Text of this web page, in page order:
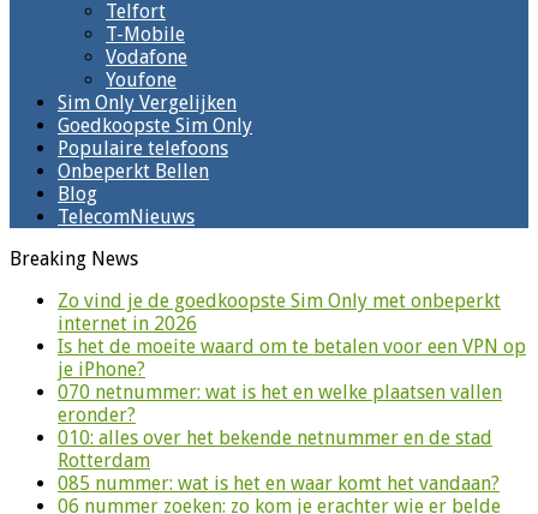
Telfort
T-Mobile
Vodafone
Youfone
Sim Only Vergelijken
Goedkoopste Sim Only
Populaire telefoons
Onbeperkt Bellen
Blog
TelecomNieuws
Breaking News
Zo vind je de goedkoopste Sim Only met onbeperkt
internet in 2026
Is het de moeite waard om te betalen voor een VPN op
je iPhone?
070 netnummer: wat is het en welke plaatsen vallen
eronder?
010: alles over het bekende netnummer en de stad
Rotterdam
085 nummer: wat is het en waar komt het vandaan?
06 nummer zoeken: zo kom je erachter wie er belde